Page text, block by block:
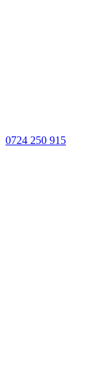
0724 250 915